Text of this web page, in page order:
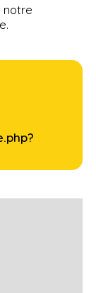
notre